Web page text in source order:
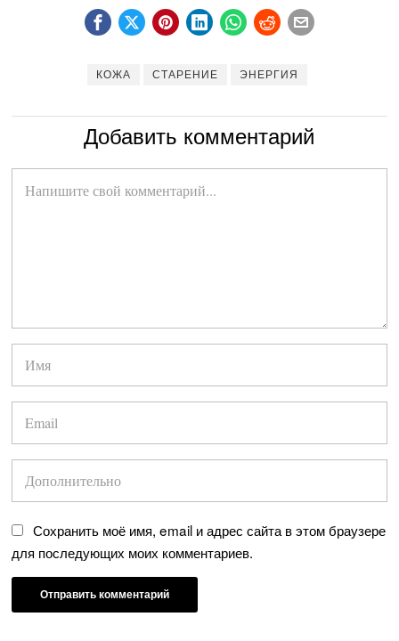
КОЖА СТАРЕНИЕ ЭНЕРГИЯ
Добавить комментарий
Сохранить моё имя, email и адрес сайта в этом браузере
для последующих моих комментариев.